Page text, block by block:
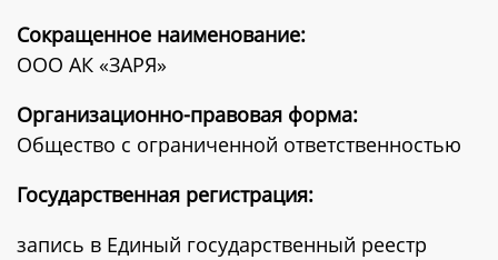
Сокращенное наименование:
ООО АК «ЗАРЯ»
Организационно-правовая форма:
Общество с ограниченной ответственностью
Государственная регистрация:
запись в Единый государственный реестр